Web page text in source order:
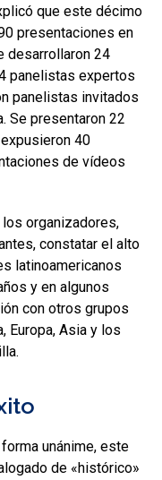
que este décimo
presentaciones en
desarrollaron 24
panelistas expertos
panelistas invitados
Se presentaron 22
40
de vídeos
organizadores,
constatar el alto
latinoamericanos
y en algunos
con otros grupos
Europa, Asia y los
unánime, este
de «histórico»